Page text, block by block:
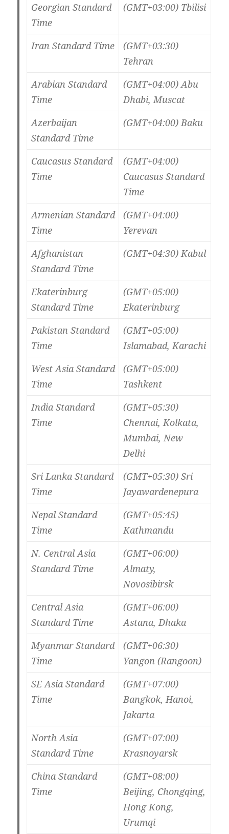
Georgian Standard
Time
(GMT+03:00) Tbilisi
Iran Standard Time
(GMT+03:30)
Tehran
Arabian Standard
Time
(GMT+04:00) Abu
Dhabi, Muscat
Azerbaijan
Standard Time
(GMT+04:00) Baku
Caucasus Standard
Time
(GMT+04:00)
Caucasus Standard
Time
Armenian Standard
Time
(GMT+04:00)
Yerevan
Afghanistan
Standard Time
(GMT+04:30) Kabul
Ekaterinburg
Standard Time
(GMT+05:00)
Ekaterinburg
Pakistan Standard
Time
(GMT+05:00)
Islamabad, Karachi
West Asia Standard
Time
(GMT+05:00)
Tashkent
India Standard
Time
(GMT+05:30)
Chennai, Kolkata,
Mumbai, New
Delhi
Sri Lanka Standard
Time
(GMT+05:30) Sri
Jayawardenepura
Nepal Standard
Time
(GMT+05:45)
Kathmandu
N. Central Asia
Standard Time
(GMT+06:00)
Almaty,
Novosibirsk
Central Asia
Standard Time
(GMT+06:00)
Astana, Dhaka
Myanmar Standard
Time
(GMT+06:30)
Yangon (Rangoon)
SE Asia Standard
Time
(GMT+07:00)
Bangkok, Hanoi,
Jakarta
North Asia
Standard Time
(GMT+07:00)
Krasnoyarsk
China Standard
Time
(GMT+08:00)
Beijing, Chongqing,
Hong Kong,
Urumqi